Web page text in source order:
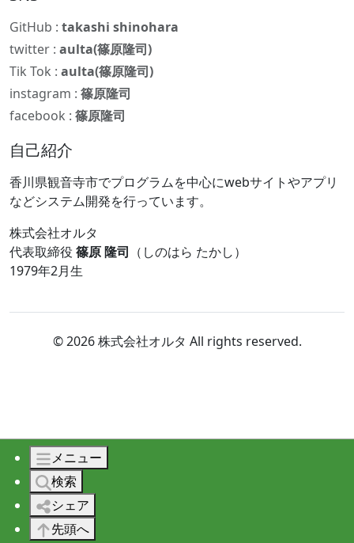
GitHub : takashi shinohara
twitter : aulta(篠原隆司)
Tik Tok : aulta(篠原隆司)
instagram : 篠原隆司
facebook : 篠原隆司
自己紹介
香川県観音寺市でプログラムを中心にwebサイトやアプリ
などシステム開発を行っています。
株式会社オルタ
代表取締役 篠原 隆司 （しのはら たかし）
1979年2月生
© 2026 株式会社オルタ All rights reserved.
メニュー
検索
シェア
先頭へ